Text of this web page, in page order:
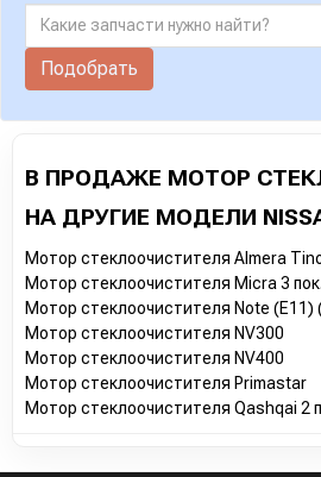
Подобрать
В ПРОДАЖЕ МОТОР
НА ДРУГИЕ МОДЕЛИ
Мотор стеклоочистителя Almera
Мотор стеклоочистителя Micra 3 пок.
Мотор стеклоочистителя Note (E11)
Мотор стеклоочистителя NV300
Мотор стеклоочистителя NV400
Мотор стеклоочистителя Primastar
Мотор стеклоочистителя Qashqai 2